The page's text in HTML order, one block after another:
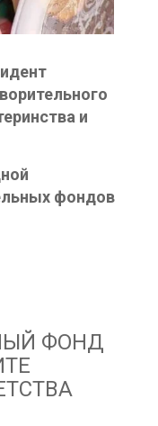
и
фондов
ФОНД